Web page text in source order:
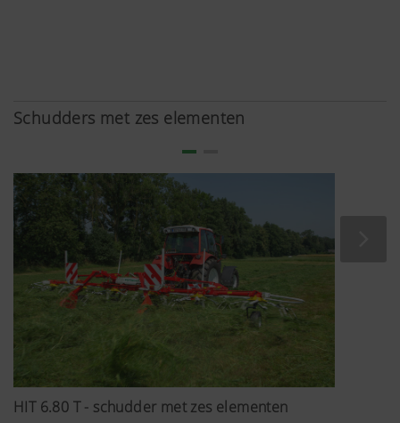
Meer info
Marketing
We willen graag voor u relevante inhoud op
onze website en socialemediakanalen tonen.
Om deze reden gebruiken we webtechnologieën
(inclusief cookies) van een aantal van onze
zakelijke partners. Dit zorgt ervoor dat de
inhoud die u te zien krijgt, wordt afgestemd en
getoond op basis van uw gebruikersgedrag.
Schudders met zes elementen
HIT 6.80 T - schudder met zes elementen